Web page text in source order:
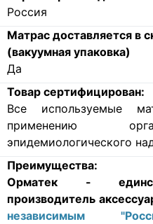
Россия
Матрас доставляется в
(вакуумная упаковка)
Да
Товар сертифицирован:
Все используемые
применению
эпидемиологического
Преимущества:
Орматек -
производитель
независимым